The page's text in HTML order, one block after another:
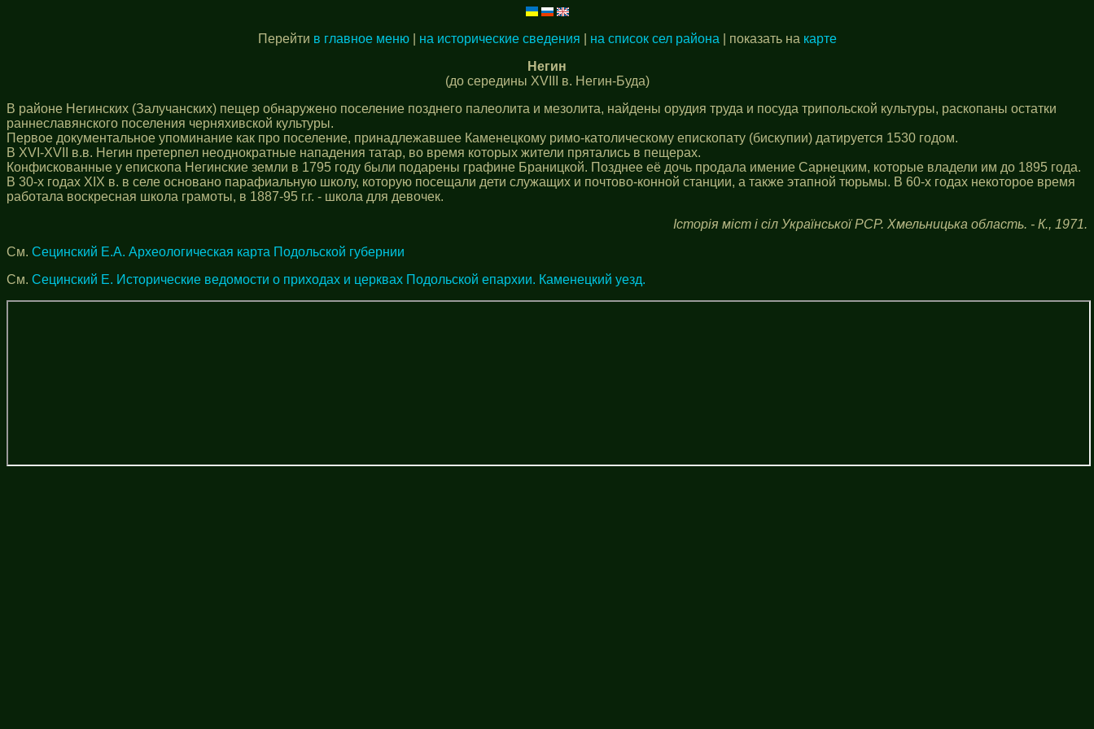
Перейти в главное меню| на исторические сведения на список сел района | показать на карте
Негин
(до середины XVIII в. Негин-Буда)
В районе Негинских (Залучанских) пещер обнаружено поселение позднего палеолита и мезолита, найдены орудия труда и посуда трипольской культуры, раскопаны остатки
раннеславянского поселения черняхивской культуры.
Первое документальное упоминание как про поселение, принадлежавшее Каменецкому римо-католическому епископату (бискупии) датируется 1530 годом.
В XVI-XVII в.в. Негин претерпел неоднократные нападения татар, во время которых жители прятались в пещерах.
Конфискованные у епископа Негинские земли в 1795 году были подарены графине Браницкой. Позднее её дочь продала имение Сарнецким, которые владели им до 1895 года.
В 30-х годах ХIХ в. в селе основано парафиальную школу, которую посещали дети служащих и почтово-конной станции, а также этапной тюрьмы. В 60-х годах некоторое время
работала воскресная школа грамоты, в 1887-95 г.г. - школа для девочек.
Історія міст і сіл Української РСР. Хмельницька область. - К., 1971.
См. Сецинский Е.А. Археологическая карта Подольской губернии
См. Сецинский Е. Исторические ведомости о приходах и церквах Подольской епархии. Каменецкий уезд.